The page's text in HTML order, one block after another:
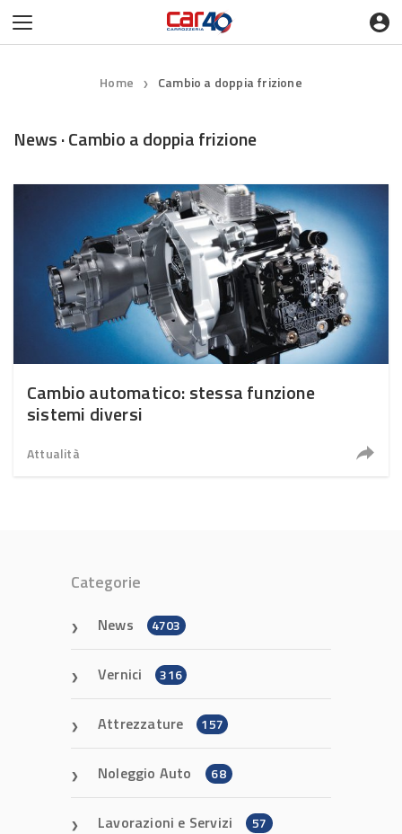
Home ❯ Cambio a doppia frizione
News · Cambio a doppia frizione
Cambio automatico: stessa funzione
sistemi diversi
Attualità
Categorie
News 4703
Vernici 316
Attrezzature 157
Noleggio Auto 68
Lavorazioni e Servizi 57